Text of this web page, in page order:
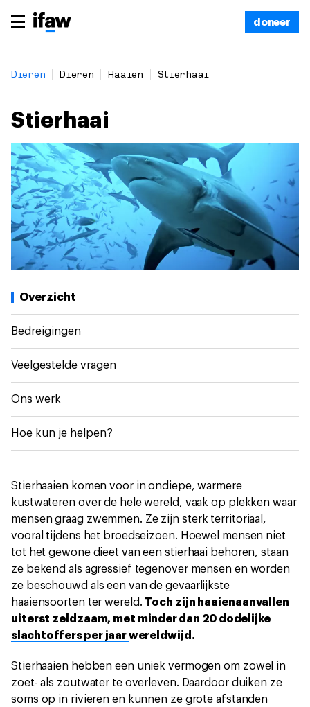
doneer
Dieren Dieren Haaien Stierhaai
Stierhaai
Overzicht
Bedreigingen
Veelgestelde vragen
Ons werk
Hoe kun je helpen?
Stierhaaien komen voor in ondiepe, warmere
kustwateren over de hele wereld, vaak op plekken waar
mensen graag zwemmen. Ze zijn sterk territoriaal,
vooral tijdens het broedseizoen. Hoewel mensen niet
tot het gewone dieet van een stierhaai behoren, staan
ze bekend als agressief tegenover mensen en worden
ze beschouwd als een van de gevaarlijkste
haaiensoorten ter wereld. Toch zijn haaienaanvallen
uiterst zeldzaam, met minder dan 20 dodelijke
slachtoffers per jaarwereldwijd.
Stierhaaien hebben een uniek vermogen om zowel in
zoet- als zoutwater te overleven. Daardoor duiken ze
soms op in rivieren en kunnen ze grote afstanden